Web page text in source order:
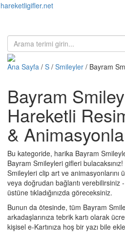
hareketligifler.net
Ana Sayfa / S / Smileyler / Bayram
Bayram
Hareketli
&
Bu kategoride, harika Bayram
Bayram Smileyleri gifleri
Smileyleri clip art ve animasyonlarını
veya doğrudan bağlantı verebilirsiniz
üstüne tıkladığınızda göreceksiniz.
Bunun da ötesinde, tüm Bayram
arkadaşlarınıza tebrik kartı olarak
kişisel e-Kartınıza hoş bir yazı bile